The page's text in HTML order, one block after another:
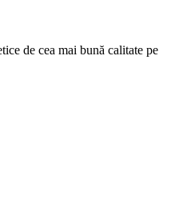
de cea mai bună calitate pe